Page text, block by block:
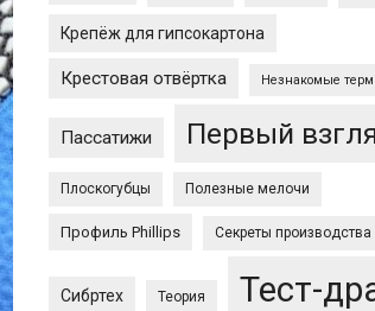
Крепёж для гипсокартона
Крестовая отвёртка Незнакомые
Пассатижи Первый
Плоскогубцы Полезные мелочи
Профиль Phillips Секреты производства
Сибртех Теория Тест-